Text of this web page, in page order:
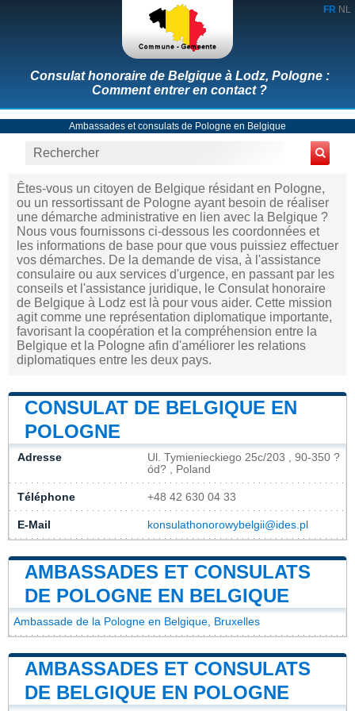
FR NL
Consulat honoraire de Belgique à Lodz, Pologne :
Comment entrer en contact ?
Ambassades et consulats de Pologne en Belgique
Êtes-vous un citoyen de Belgique résidant en Pologne,
ou un ressortissant de Pologne ayant besoin de réaliser
une démarche administrative en lien avec la Belgique ?
Nous vous fournissons ci-dessous les coordonnées et
les informations de base pour que vous puissiez effectuer
vos démarches. De la demande de visa, à l'assistance
consulaire ou aux services d'urgence, en passant par les
conseils et l'assistance juridique, le Consulat honoraire
de Belgique à Lodz est là pour vous aider. Cette mission
agit comme une représentation diplomatique importante,
favorisant la coopération et la compréhension entre la
Belgique et la Pologne afin d'améliorer les relations
diplomatiques entre les deux pays.
CONSULAT DE BELGIQUE EN
POLOGNE
Adresse
Ul. Tymienieckiego 25c/203 , 90-350 ?
ód? , Poland
Téléphone +48 42 630 04 33
E-Mail konsulathonorowybelgii@ides.pl
AMBASSADES ET CONSULATS
DE POLOGNE EN BELGIQUE
Ambassade de la Pologne en Belgique, Bruxelles
AMBASSADES ET CONSULATS
DE BELGIQUE EN POLOGNE